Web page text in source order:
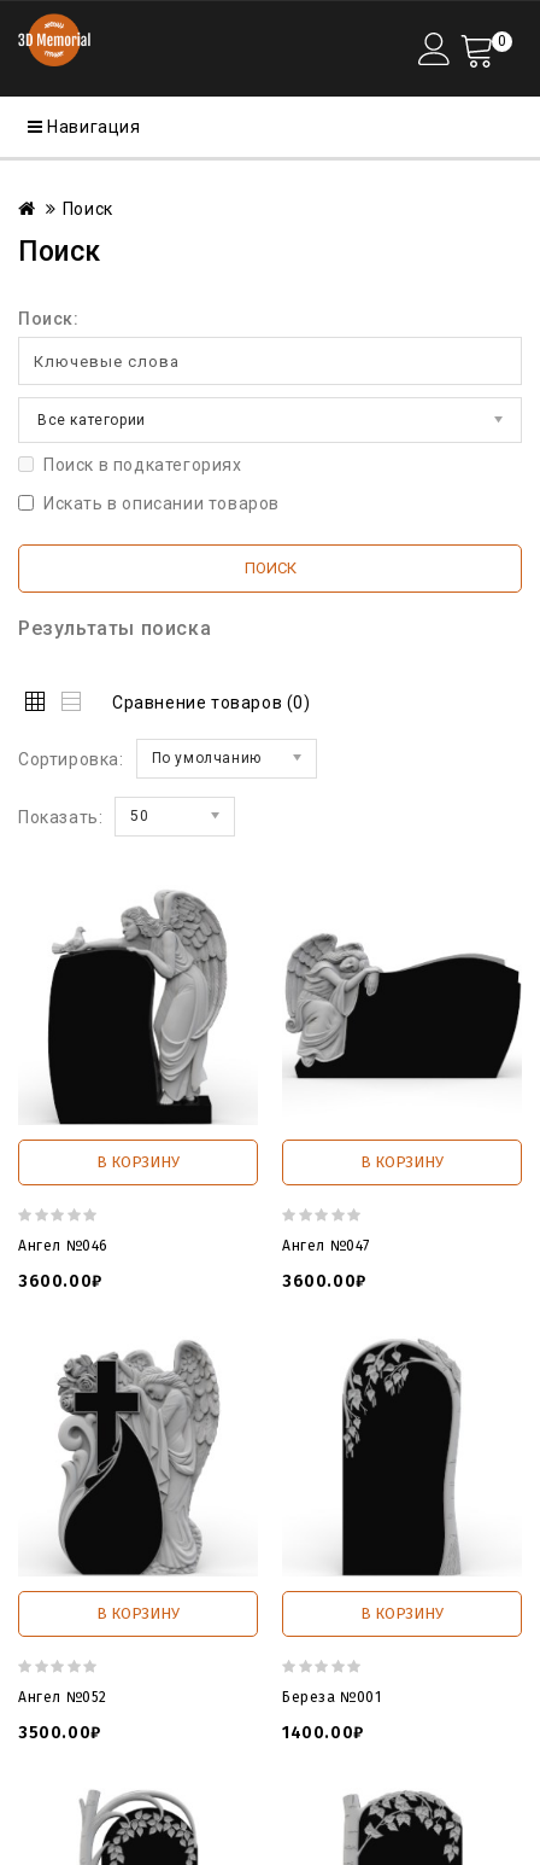
0
Навигация
Поиск
Поиск
Поиск:
Все категории
Поиск в подкатегориях
Искать в описании товаров
Результаты поиска
Сравнение товаров (0)
Сортировка: По умолчанию
Показать: 50
В КОРЗИНУ
Ангел №046
3600.00₽
В КОРЗИНУ
Ангел №047
3600.00₽
В КОРЗИНУ
Ангел №052
3500.00₽
В КОРЗИНУ
Береза №001
1400.00₽